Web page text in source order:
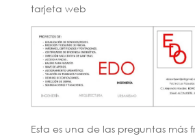
tarjeta web
Esta es una de las preguntas más